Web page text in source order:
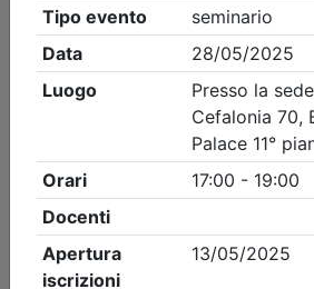
- Tipo Ordine/collegio:Ingegneri
Brescia- Eventi in programma
Precedente 2
Nessun risultato per i